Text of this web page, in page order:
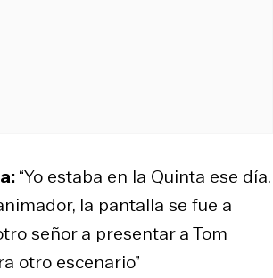
“Yo estaba en la Quinta ese día.
la pantalla se fue a
señor a presentar a Tom
otro escenario”